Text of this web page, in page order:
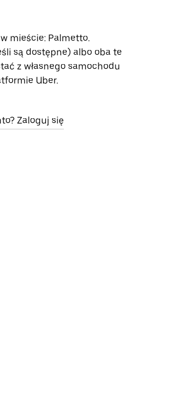
mieście: Palmetto.
są dostępne) albo oba te
z własnego samochodu
Uber.
Zaloguj się